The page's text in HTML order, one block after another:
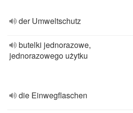
der Umweltschutz
butelki jednorazowe,
jednorazowego użytku
die Einwegflaschen